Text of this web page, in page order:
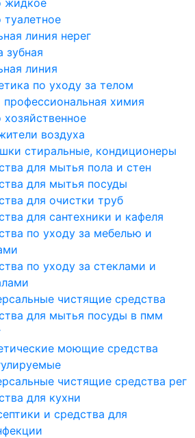
жидкое
линия нерег
зубная
линия
по уходу за телом
химия
воздуха
стиральные, кондиционеры
для мытья пола и стен
для мытья посуды
для очистки труб
для сантехники и кафеля
по уходу за мебелью и
по уходу за стеклами и
чистящие средства
для мытья посуды в пмм
моющие средства
чистящие средства рег
для кухни
и средства для